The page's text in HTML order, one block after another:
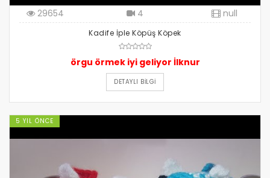
29654 4 null
Kadife İple Köpüş Köpek
örgu örmek iyi geliyor İlknur
DETAYLI BILGI
5 YIL ÖNCE